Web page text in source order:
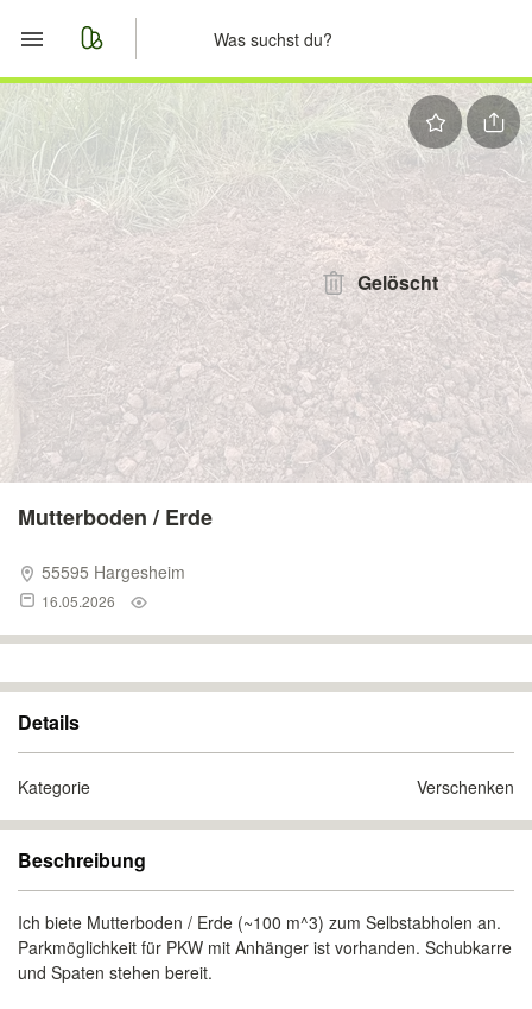
Start
Merkliste
Nachrichten
Anzeige aufgeben
Gelöscht
Mutterboden / Erde
55595 Hargesheim
16.05.2026
Details
Kategorie Verschenken
Beschreibung
Ich biete Mutterboden / Erde (~100 m^3) zum Selbstabholen an.
Parkmöglichkeit für PKW mit Anhänger ist vorhanden. Schubkarre
und Spaten stehen bereit.